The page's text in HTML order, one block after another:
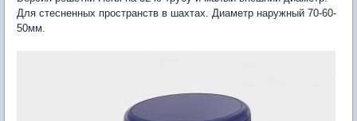
Для стесненных пространств в шахтах. Диаметр наружный 70-60-
50мм.